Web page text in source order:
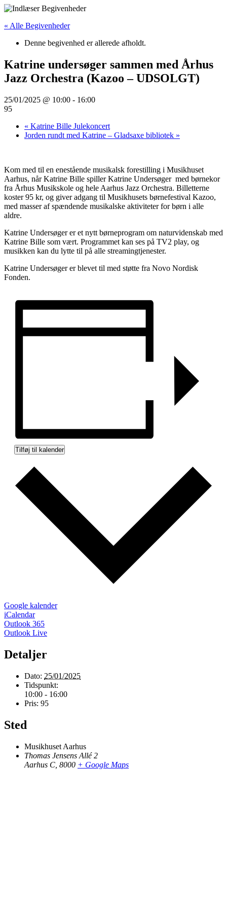
Videre
indhold
« Alle Begivenheder
Denne begivenhed er allerede afholdt.
Katrine undersøger sammen med Århus
Jazz Orchestra (Kazoo – UDSOLGT)
25/01/2025 @ 10:00 - 16:00
95
« Katrine Bille Julekoncert
Jorden rundt med Katrine – Gladsaxe bibliotek »
Kom med til en enestående musikalsk forestilling i Musikhuset
Aarhus, når Katrine Bille spiller Katrine Undersøger med børnekor
fra Århus Musikskole og hele Aarhus Jazz Orchestra. Billetterne
koster 95 kr, og giver adgang til Musikhusets børnefestival Kazoo,
med masser af spændende musikalske aktiviteter for børn i alle
aldre.
Katrine Undersøger er et nytt børneprogram om naturvidenskab med
Katrine Bille som vært. Programmet kan ses på TV2 play, og
musikken kan du lytte til på alle streamingtjenester.
Katrine Undersøger er blevet til med støtte fra Novo Nordisk
Fonden.
Tilføj til kalender
Google kalender
iCalendar
Outlook 365
Outlook Live
Detaljer
Dato: 25/01/2025
Tidspunkt:
10:00 - 16:00
Pris: 95
Sted
Musikhuset Aarhus
Thomas Jensens Allé 2
Aarhus C 8000 + Google Maps